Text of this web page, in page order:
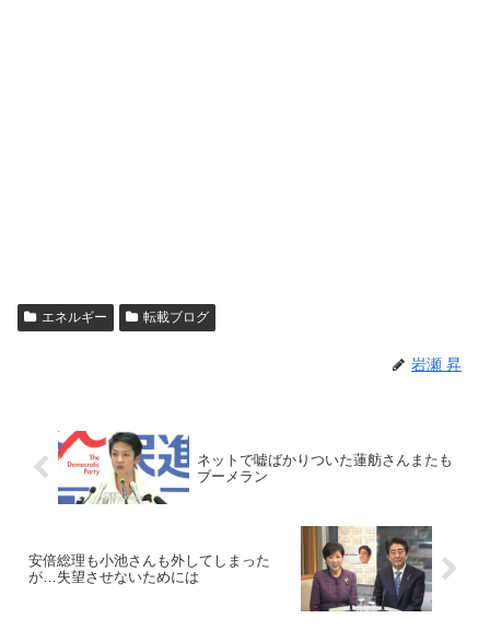
エネルギー 転載ブログ
岩瀬 昇
ネットで嘘ばかりついた蓮舫さんまたも
ブーメラン
安倍総理も小池さんも外してしまった
が…失望させないためには